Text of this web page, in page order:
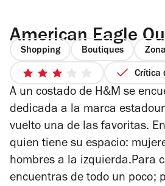
American Eagle
Shopping Boutiques
3
de
5
estrellas
Crítica
A un costado de H&M se
dedicada a la marca
vuelto una de las favoritas.
quien tiene su espacio:
hombres a la izquierda.Para
encuentras de todo un poco;